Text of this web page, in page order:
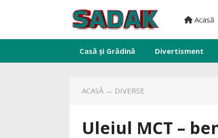
Acasă
Casă și Grădină Divertisment
ACASĂ→ DIVERSE
Uleiul MCT –